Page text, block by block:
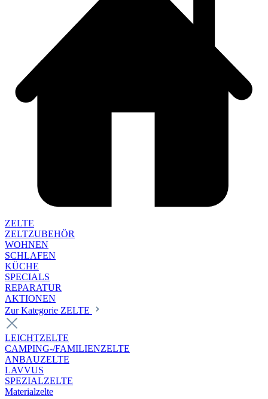
ZELTE
ZELTZUBEHÖR
WOHNEN
SCHLAFEN
KÜCHE
SPECIALS
REPARATUR
AKTIONEN
Zur Kategorie ZELTE
LEICHTZELTE
CAMPING-/FAMILIENZELTE
ANBAUZELTE
LAVVUS
SPEZIALZELTE
Materialzelte